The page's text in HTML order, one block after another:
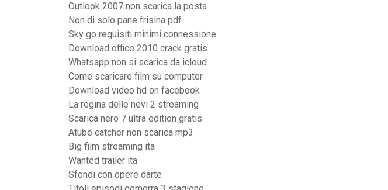
Outlook 2007 non scarica la posta
Non di solo pane frisina pdf
Sky go requisiti minimi connessione
Download office 2010 crack gratis
Whatsapp non si scarica da icloud
Come scaricare film su computer
Download video hd on facebook
La regina delle nevi 2 streaming
Scarica nero 7 ultra edition gratis
Atube catcher non scarica mp3
Big film streaming ita
Wanted trailer ita
Sfondi con opere darte